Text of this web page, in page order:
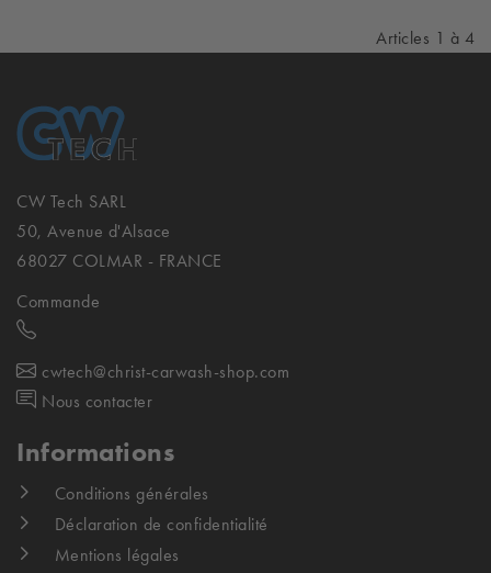
Articles 1 à 4
CW Tech SARL
50, Avenue d'Alsace
68027 COLMAR - FRANCE
Commande
cwtech@christ-carwash-shop.com
Nous contacter
Informations
Conditions générales
Déclaration de confidentialité
Mentions légales